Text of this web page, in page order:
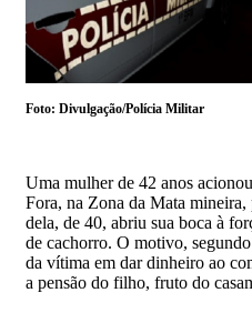
Foto: Divulgação/Polícia Militar
Uma mulher de 42 anos
Fora, na Zona da Mata
dela, de 40, abriu sua boca à
de cachorro. O motivo,
da vítima em dar dinheiro ao
a pensão do filho, fruto do